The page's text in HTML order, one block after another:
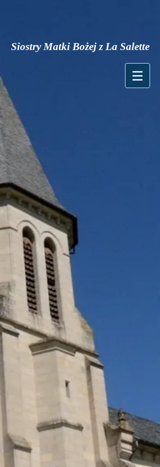
Siostry Matki Bożej z La Salette